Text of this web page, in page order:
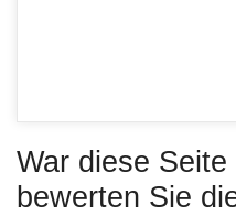
War diese
bewerten Sie